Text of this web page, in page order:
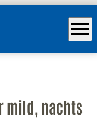
menu
mild, nachts